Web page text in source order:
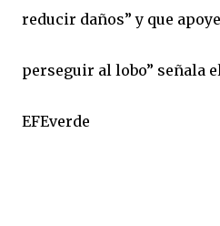
reducir daños” y que
perseguir al lobo” señala
EFEverde